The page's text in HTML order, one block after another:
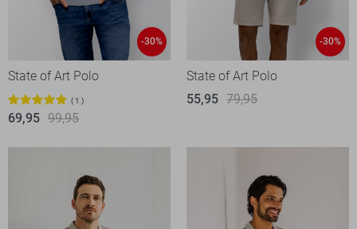
-30%
State of Art Polo
1
69,95 99,95
-30%
State of Art Polo
55,95 79,95